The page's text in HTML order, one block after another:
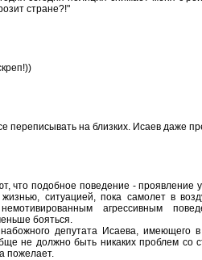
стране?!"
переписывать на близких. Исаев даже
что подобное поведение - проявление
ситуацией, пока самолет в
агрессивным
бояться.
депутата Исаева, имеющего
не должно быть никаких проблем со
пожелает.